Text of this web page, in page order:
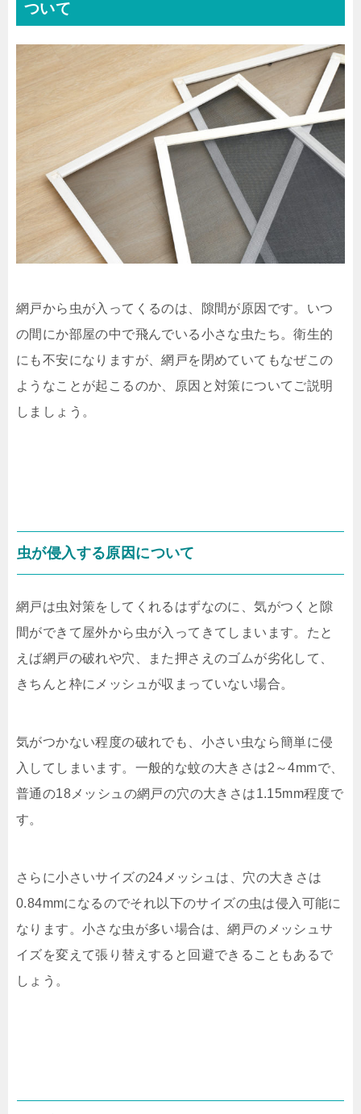
ついて
網戸から虫が入ってくるのは、隙間が原因です。いつ
の間にか部屋の中で飛んでいる小さな虫たち。衛生的
にも不安になりますが、網戸を閉めていてもなぜこの
ようなことが起こるのか、原因と対策についてご説明
しましょう。
虫が侵入する原因について
網戸は虫対策をしてくれるはずなのに、気がつくと隙
間ができて屋外から虫が入ってきてしまいます。たと
えば網戸の破れや穴、また押さえのゴムが劣化して、
きちんと枠にメッシュが収まっていない場合。
気がつかない程度の破れでも、小さい虫なら簡単に侵
入してしまいます。一般的な蚊の大きさは2 ～4mmで、
普通の18 メッシュの網戸の穴の大きさは1.15mm程度で
す。
さらに小さいサイズの24 メッシュは、穴の大きさは
0.84mmになるのでそれ以下のサイズの虫は侵入可能に
なります。小さな虫が多い場合は、網戸のメッシュサ
イズを変えて張り替えすると回避できることもあるで
しょう。